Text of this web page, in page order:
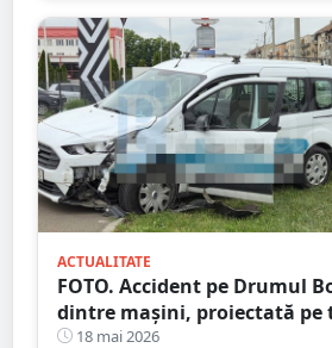
ACTUALITATE
FOTO. Accident pe Drumul
dintre mașini, proiectată
18 mai 2026